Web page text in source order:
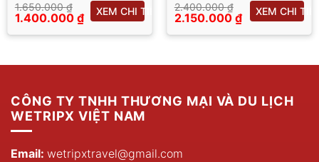
1.650.000₫
Giá
là:
1.400.000 ₫
hiện
là:
XEM CHI TIẾT
2.400.000₫
Giá
là:
2.150.000 ₫
hiện
là:
XEM CHI
CÔNG TY TNHH THƯƠNG MẠI VÀ DU LỊCH
WETRIPX VIỆT NAM
Email: wetripxtravel@gmail.com